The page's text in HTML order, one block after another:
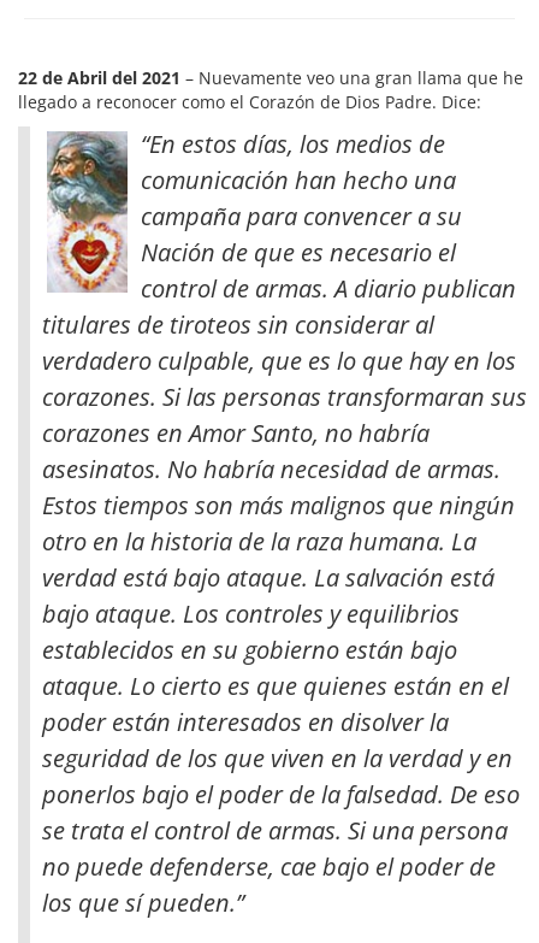
22 de Abril del 2021 – Nuevamente veo una gran llama que he
llegado a reconocer como el Corazón de Dios Padre. Dice:
“En estos días, los medios de
comunicación han hecho una
campaña para convencer a su
Nación de que es necesario el
control de armas. A diario publican
titulares de tiroteos sin considerar al
verdadero culpable, que es lo que hay en los
corazones. Si las personas transformaran sus
corazones en Amor Santo, no habría
asesinatos. No habría necesidad de armas.
Estos tiempos son más malignos que ningún
otro en la historia de la raza humana. La
verdad está bajo ataque. La salvación está
bajo ataque. Los controles y equilibrios
establecidos en su gobierno están bajo
ataque. Lo cierto es que quienes están en el
poder están interesados en disolver la
seguridad de los que viven en la verdad y en
ponerlos bajo el poder de la falsedad. De eso
se trata el control de armas. Si una persona
no puede defenderse, cae bajo el poder de
los que sí pueden.”